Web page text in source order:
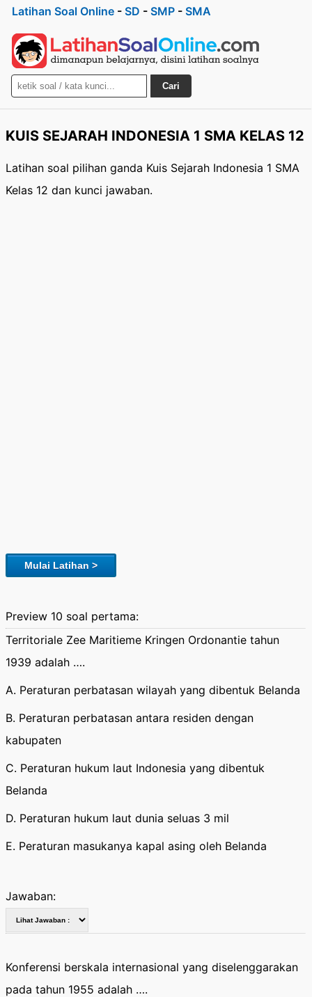
Latihan Soal Online - SD - SMP - SMA
Cari
KUIS SEJARAH INDONESIA 1 SMA KELAS 12
Latihan soal pilihan ganda Kuis Sejarah Indonesia 1 SMA
Kelas 12 dan kunci jawaban.
Mulai Latihan >
Preview 10 soal pertama:
Territoriale Zee Maritieme Kringen Ordonantie tahun
1939 adalah ….
A. Peraturan perbatasan wilayah yang dibentuk Belanda
B. Peraturan perbatasan antara residen dengan
kabupaten
C. Peraturan hukum laut Indonesia yang dibentuk
Belanda
D. Peraturan hukum laut dunia seluas 3 mil
E. Peraturan masukanya kapal asing oleh Belanda
Jawaban:
Konferensi berskala internasional yang diselenggarakan
pada tahun 1955 adalah ….